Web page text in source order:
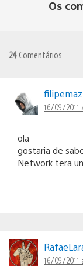
Os
24 Comentários
16/09/2011
ola
gostaria de
Network tera
16/09/2011